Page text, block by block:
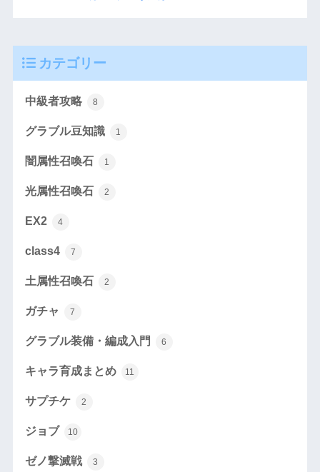
カテゴリー
中級者攻略 8
グラブル豆知識 1
闇属性召喚石 1
光属性召喚石 2
EX2 4
class4 7
土属性召喚石 2
ガチャ 7
グラブル装備・編成入門 6
キャラ育成まとめ 11
サプチケ 2
ジョブ 10
ゼノ撃滅戦 3